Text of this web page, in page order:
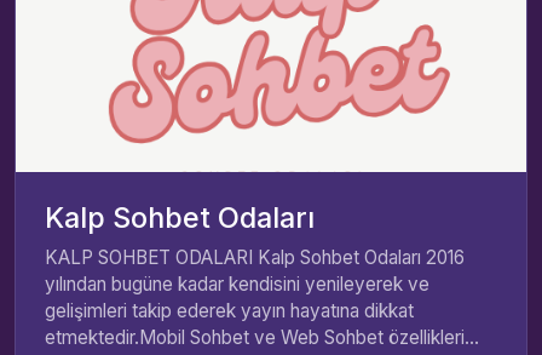
Kalp Sohbet Odaları
KALP SOHBET ODALARI Kalp Sohbet Odaları 2016
yılından bugüne kadar kendisini yenileyerek ve
gelişimleri takip ederek yayın hayatına dikkat
etmektedir.Mobil Sohbet ve Web Sohbet özellikleri...